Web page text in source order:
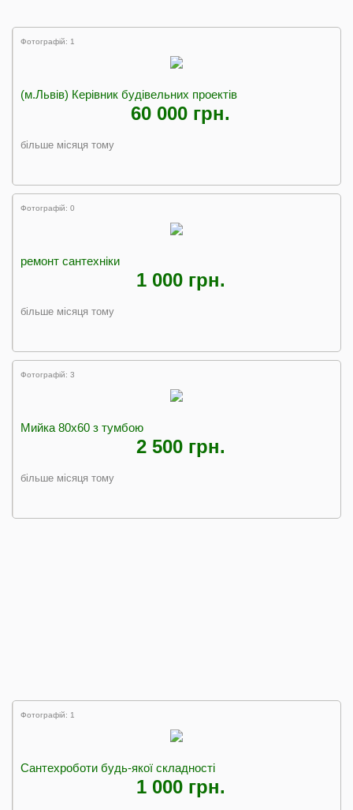
Фотографій: 1
(м.Львів) Керівник будівельних проектів
60 000 грн.
більше місяця тому
Фотографій: 0
ремонт сантехніки
1 000 грн.
більше місяця тому
Фотографій: 3
Мийка 80х60 з тумбою
2 500 грн.
більше місяця тому
Фотографій: 1
Сантехроботи будь-якої складності
1 000 грн.